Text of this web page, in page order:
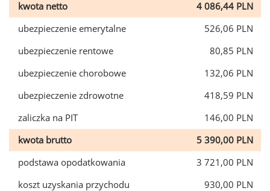
kwota netto
4 086,44 PLN
ubezpieczenie emerytalne
526,06 PLN
ubezpieczenie rentowe
80,85 PLN
ubezpieczenie chorobowe
132,06 PLN
ubezpieczenie zdrowotne
418,59 PLN
zaliczka na PIT
146,00 PLN
kwota brutto
5 390,00 PLN
podstawa opodatkowania
3 721,00 PLN
koszt uzyskania przychodu
930,00 PLN